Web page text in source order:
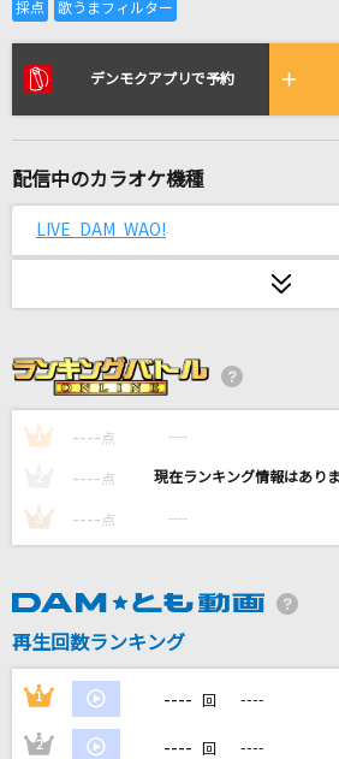
菅田将暉
打首獄門同好会
高嶺の花子さん
back number
BaBaBa Burning Love！
岡村孝子
青のすみか
キタニタツヤ
[生音]瞬き
デンモクアプリで予約
配信中のカラオケ機種
LIVE DAM WAO!
1 ---- 点 ----
---- 点 ----
3 ---- 点 ----
再生回数ランキング
1 ---- 回 ----
2 ---- 回 ----